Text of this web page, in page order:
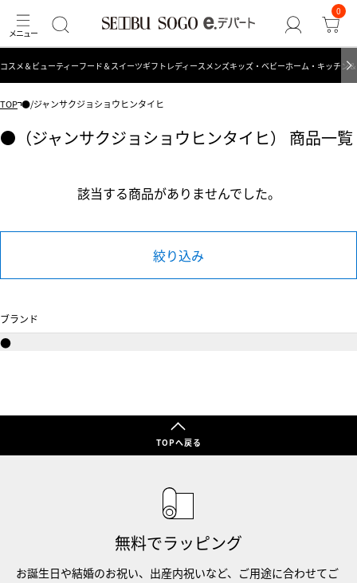
0
コスメ＆ビューティーフード＆スイーツギフト レディース メンズキッズ・ベビーホーム・キッチン
TOP ●/ジャンサクジョショウヒンタイヒ
●（ジャンサクジョショウヒンタイヒ） 商品一覧
該当する商品がありませんでした。
絞り込み
ブランド
●
TOPへ戻る
無料でラッピング
お誕生日や結婚のお祝い、出産内祝いなど、ご用途に合わせてご